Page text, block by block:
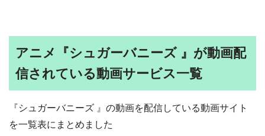
アニメ『シュガーバニーズ 』が動画配
信されている動画サービス一覧
『シュガーバニーズ 』の動画を配信している動画サイト
を一覧表にまとめました